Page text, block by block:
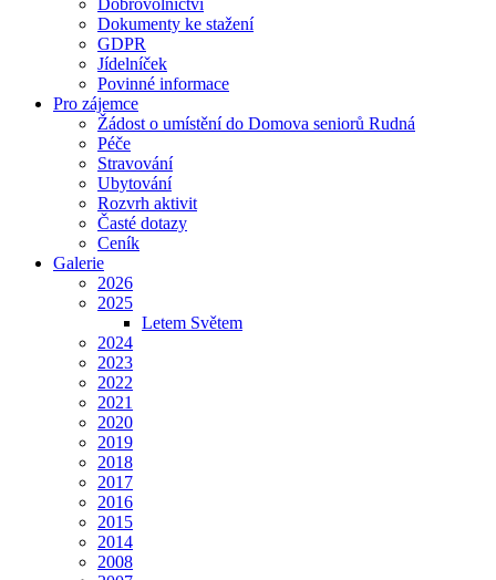
Dobrovolnictví
Dokumenty ke stažení
GDPR
Jídelníček
Povinné informace
Pro zájemce
Žádost o umístění do Domova seniorů Rudná
Péče
Stravování
Ubytování
Rozvrh aktivit
Časté dotazy
Ceník
Galerie
2026
2025
Letem Světem
2024
2023
2022
2021
2020
2019
2018
2017
2016
2015
2014
2008